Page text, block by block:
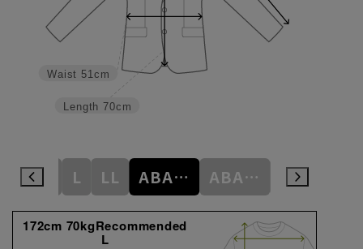
Length 70cm
Waist 51cm
M L LL ABAB-SS ABAB-S
172cm 70kgRecommended
L